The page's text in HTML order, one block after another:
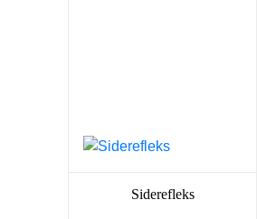
Siderefleks